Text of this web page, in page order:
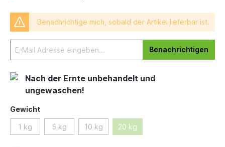
Benachrichtige mich, sobald der Artikel lieferbar ist.
Benachrichtigen
Nach der Ernte unbehandelt und
ungewaschen!
Gewicht
1 kg 5 kg 10 kg 20 kg